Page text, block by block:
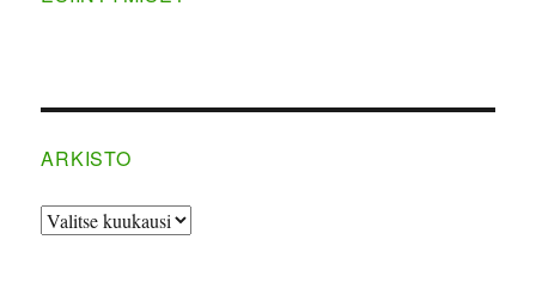
ARKISTO
ARKISTO